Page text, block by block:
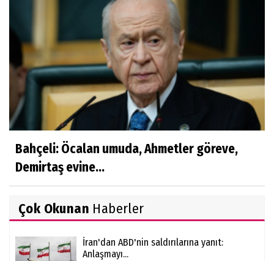
Bahçeli: Öcalan umuda, Ahmetler göreve,
Demirtaş evine...
Çok Okunan Haberler
İran'dan ABD'nin saldırılarına yanıt:
Anlaşmayı...